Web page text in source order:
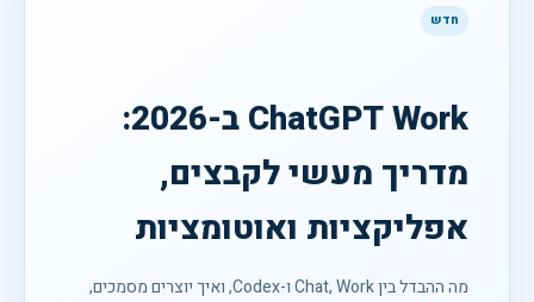
חדש
ChatGPT Work ב-2026:
מדריך מעשי לקבצים,
אפליקציות ואוטומציות
מה ההבדל בין Chat, Work ו-Codex, ואיך יוצרים מסמכים,